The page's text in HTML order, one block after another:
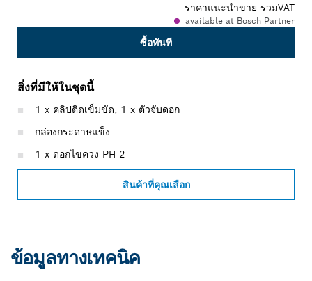
ราคาแนะนำขาย รวมVAT
available at Bosch Partner
ซื้อทันที
สิ่งที่มีให้ในชุดนี้
1 x คลิปติดเข็มขัด, 1 x ตัวจับดอก
กล่องกระดาษแข็ง
1 x ดอกไขควง PH 2
สินค้าที่คุณเลือก
ข้อมูลทางเทคนิค